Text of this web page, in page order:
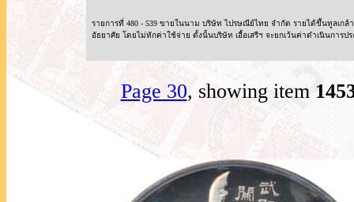
รายการที่ 480 - 539 ขายในนาม บริษัท ไปรษณีย์ไทย จำกัด รายได้ขึ้นทูลเก
อัธยาศัย โดยไม่หักค่าใช้จ่าย ดั้งนั้นบริษัท เอื้อเสรีฯ จะยกเว้นค่าดำเนินการประ
Page 30, showing item